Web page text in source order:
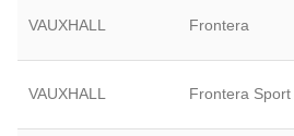
VAUXHALL Frontera
VAUXHALL Frontera Sport